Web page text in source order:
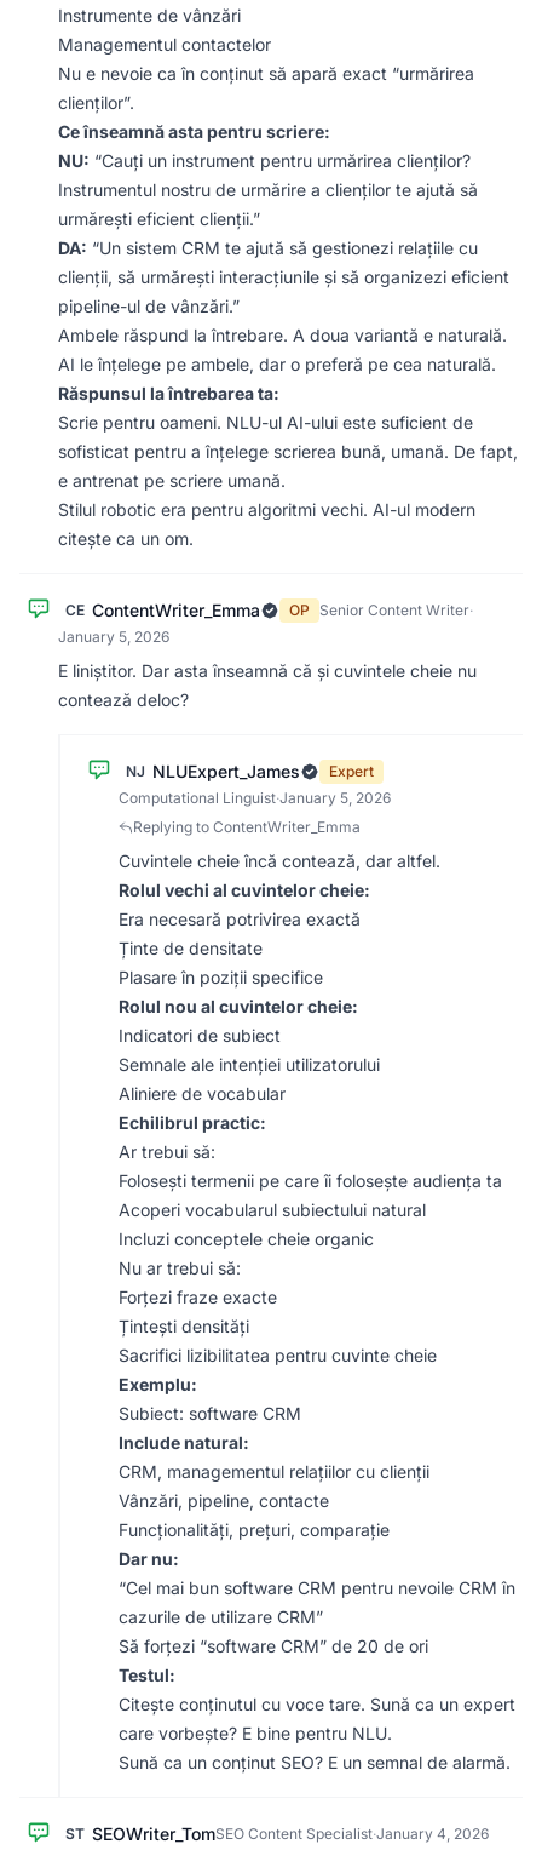
Instrumente de vânzări
Managementul contactelor
Nu e nevoie ca în conținut să apară exact “urmărirea
clienților”.
Ce înseamnă asta pentru scriere:
NU: “Cauți un instrument pentru urmărirea clienților?
Instrumentul nostru de urmărire a clienților te ajută să
urmărești eficient clienții.”
DA: “Un sistem CRM te ajută să gestionezi relațiile cu
clienții, să urmărești interacțiunile și să organizezi eficient
pipeline-ul de vânzări.”
Ambele răspund la întrebare. A doua variantă e naturală.
AI le înțelege pe ambele, dar o preferă pe cea naturală.
Răspunsul la întrebarea ta:
Scrie pentru oameni. NLU-ul AI-ului este suficient de
sofisticat pentru a înțelege scrierea bună, umană. De fapt,
e antrenat pe scriere umană.
Stilul robotic era pentru algoritmi vechi. AI-ul modern
citește ca un om.
CE ContentWriter_Emma OP Senior Content Writer·
January 5, 2026
E liniștitor. Dar asta înseamnă că și cuvintele cheie nu
contează deloc?
NJ NLUExpert_James
Expert
Computational Linguist·January 5, 2026
Replying to ContentWriter_Emma
Cuvintele cheie încă contează, dar altfel.
Rolul vechi al cuvintelor cheie:
Era necesară potrivirea exactă
Ținte de densitate
Plasare în poziții specifice
Rolul nou al cuvintelor cheie:
Indicatori de subiect
Semnale ale intenției utilizatorului
Aliniere de vocabular
Echilibrul practic:
Ar trebui să:
Folosești termenii pe care îi folosește audiența ta
Acoperi vocabularul subiectului natural
Incluzi conceptele cheie organic
Nu ar trebui să:
Forțezi fraze exacte
Țintești densități
Sacrifici lizibilitatea pentru cuvinte cheie
Exemplu:
Subiect: software CRM
Include natural:
CRM, managementul relațiilor cu clienții
Vânzări, pipeline, contacte
Funcționalități, prețuri, comparație
Dar nu:
“Cel mai bun software CRM pentru nevoile CRM în
cazurile de utilizare CRM”
Să forțezi “software CRM” de 20 de ori
Testul:
Citește conținutul cu voce tare. Sună ca un expert
care vorbește? E bine pentru NLU.
Sună ca un conținut SEO? E un semnal de alarmă.
ST SEOWriter_TomSEO Content Specialist·January 4, 2026